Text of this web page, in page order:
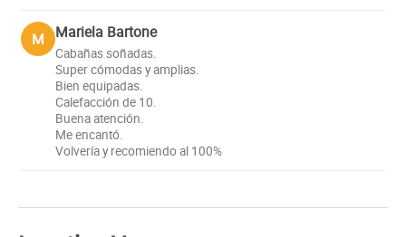
M Mariela Bartone
Cabañas soñadas.
Super cómodas y amplias.
Bien equipadas.
Calefacción de 10.
Buena atención.
Me encantó.
Volvería y recomiendo al 100%